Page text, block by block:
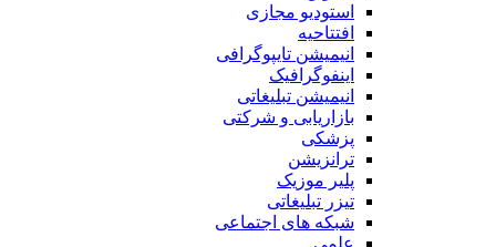
استودیو مجازی
افتتاحیه
انیمیشن تایپوگرافی
اینفوگرافیک
انیمیشن تبلیغاتی
بازاریابی و شرکتی
پزشکی
ترانزیشن
پلیر موزیک
تیزر تبلیغاتی
شبکه های اجتماعی
علمی